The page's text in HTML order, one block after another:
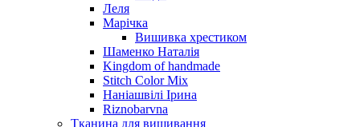
Леля
Марічка
Вишивка хрестиком
Шаменко Наталія
Kingdom of handmade
Stitch Color Mix
Наніашвілі Ірина
Riznobarvna
Тканина для вишивання